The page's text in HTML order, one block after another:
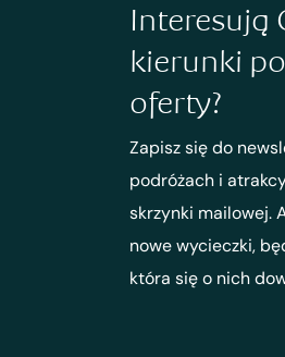
Interesują
kierunki
oferty?
Zapisz się do
podróżach i
skrzynki mailowej.
nowe wycieczki,
która się o nich